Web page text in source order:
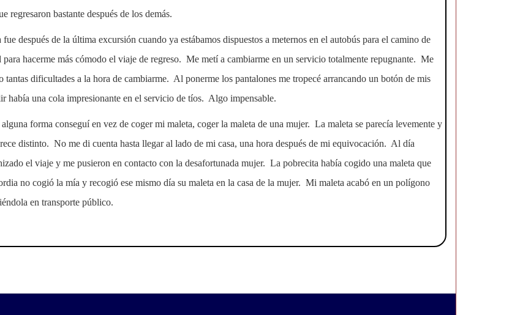
bastante después de los demás.
después de la última excursión cuando ya estábamos dispuestos a meternos en el autobús para el camino de
hacerme más cómodo el viaje de regreso. Me metí a cambiarme en un servicio totalmente repugnante. Me
dificultades a la hora de cambiarme. Al ponerme los pantalones me tropecé arrancando un botón de mis
había una cola impresionante en el servicio de tíos. Algo impensable.
forma conseguí en vez de coger mi maleta, coger la maleta de una mujer. La maleta se parecía levemente y
distinto. No me di cuenta hasta llegar al lado de mi casa, una hora después de mi equivocación. Al día
el viaje y me pusieron en contacto con la desafortunada mujer. La pobrecita había cogido una maleta que
no cogió la mía y recogió ese mismo día su maleta en la casa de la mujer. Mi maleta acabó en un polígono
en transporte público.